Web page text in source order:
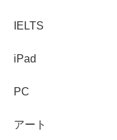
IELTS
iPad
PC
アート